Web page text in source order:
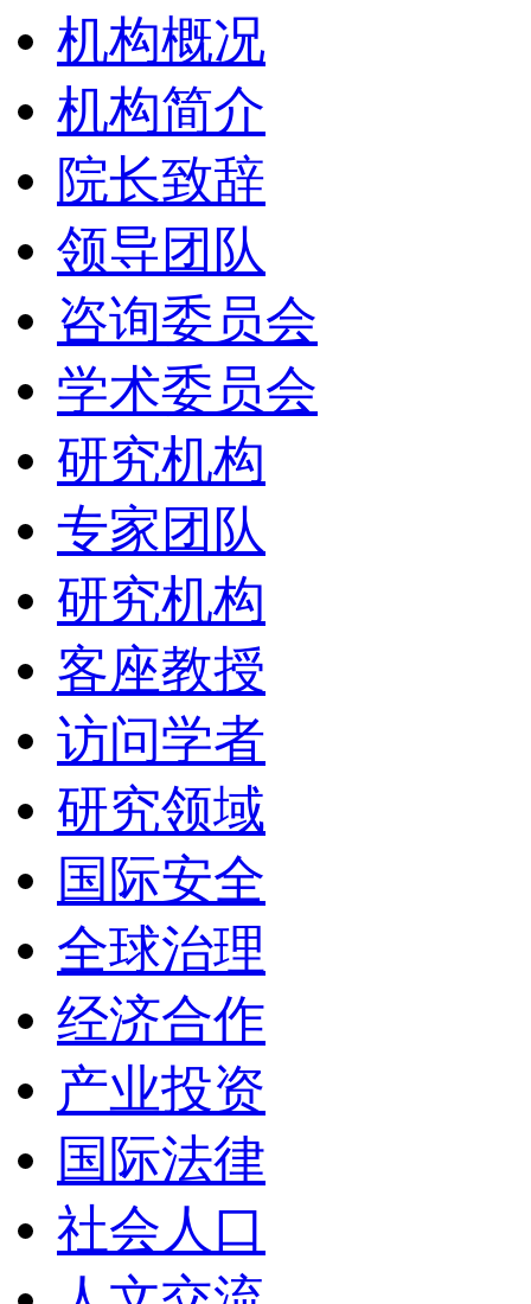
机构概况
机构简介
院长致辞
领导团队
咨询委员会
学术委员会
研究机构
专家团队
研究机构
客座教授
访问学者
研究领域
国际安全
全球治理
经济合作
产业投资
国际法律
社会人口